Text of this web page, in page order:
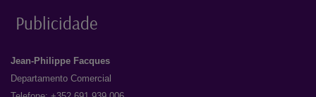
Publicidade
Jean-Philippe Facques
Departamento Comercial